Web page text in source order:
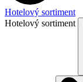
Hotelový sortiment
Hotelový sortiment